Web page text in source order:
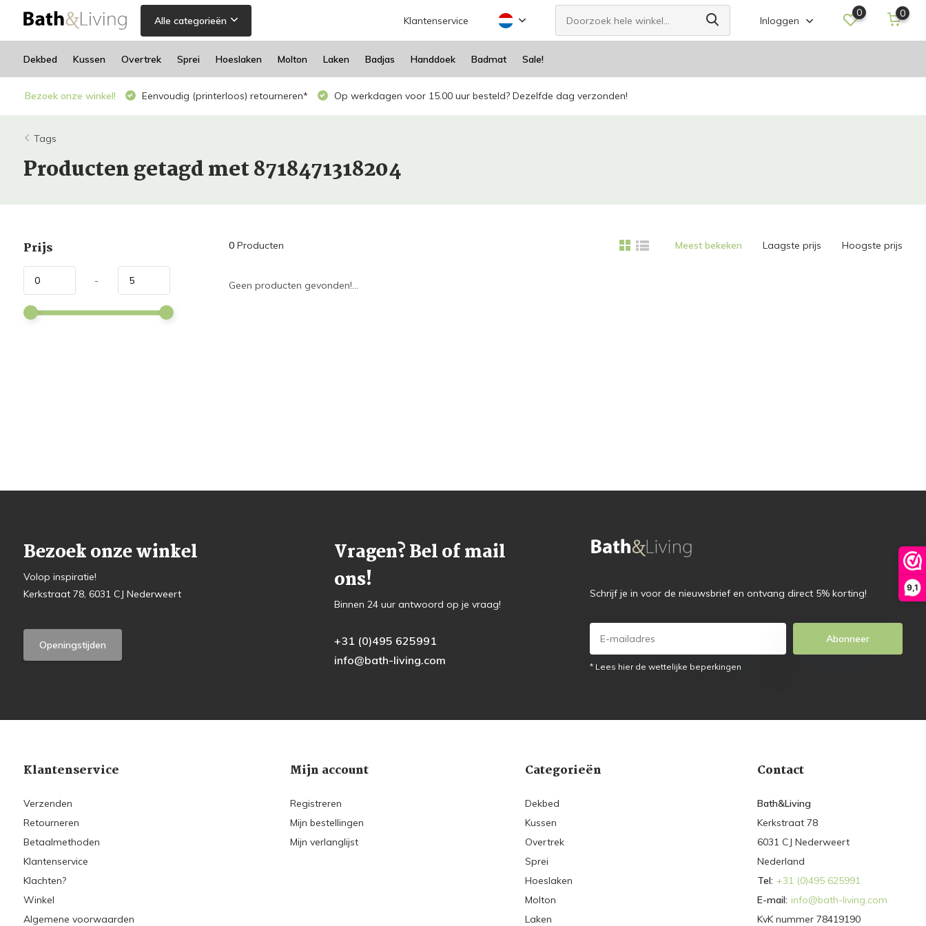
9,1
Alle categorieën Klantenservice Inloggen
0 0
Dekbed Kussen Overtrek Sprei Hoeslaken Molton Laken Badjas Handdoek Badmat Sale!
Bezoek onze winkel! Eenvoudig (printerloos) retourneren* Op werkdagen voor 15.00 uur besteld? Dezelfde dag verzonden!
Tags
Producten getagd met 8718471318204
Prijs
-
0Producten Meest bekeken Laagste prijs Hoogste prijs
Geen producten gevonden!...
Bezoek onze winkel
Volop inspiratie!
Kerkstraat 78, 6031 CJ Nederweert
Openingstijden
Vragen? Bel of mail
ons!
Binnen 24 uur antwoord op je vraag!
+31 (0)495 625991
info@bath-living.com
Schrijf je in voor de nieuwsbrief en ontvang direct 5% korting!
Abonneer
* Lees hier de wettelijke beperkingen
Klantenservice
Verzenden
Retourneren
Betaalmethoden
Klantenservice
Klachten?
Winkel
Algemene voorwaarden
Mijn account
Registreren
Mijn bestellingen
Mijn verlanglijst
Categorieën
Dekbed
Kussen
Overtrek
Sprei
Hoeslaken
Molton
Laken
Contact
Bath&Living
Kerkstraat 78
6031 CJ Nederweert
Nederland
Tel: +31 (0)495 625991
E-mail: info@bath-living.com
KvK nummer 78419190